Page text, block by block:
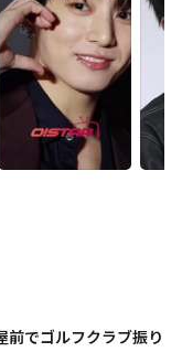
前でゴルフクラブ振り